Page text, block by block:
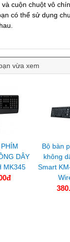
cuộn chuột vô
có thể sử dụng
vừa xem
DÂY
MK345
Bộ bàn
không
Smart